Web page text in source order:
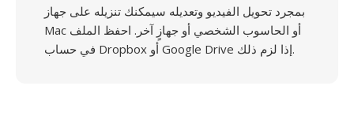
بمجرد تحويل الفيديو وتعديله سيمكنك تنزيله على جهاز
Mac أو الحاسوب الشخصي أو جهازٍ آخر. احفظ الملف
في حساب Dropbox أو Google Drive إذا لزم ذلك.